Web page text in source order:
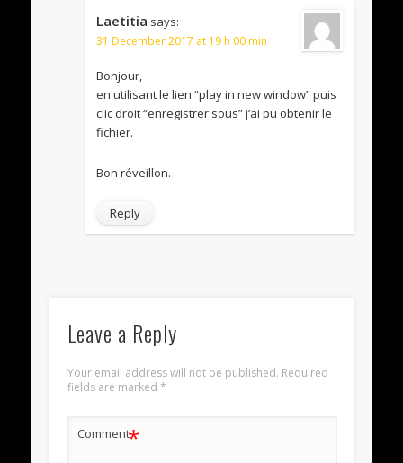
Laetitia says:
31 December 2017 at 19 h 00 min
Bonjour,
en utilisant le lien “play in new window” puis
clic droit “enregistrer sous” j’ai pu obtenir le
fichier.
Bon réveillon.
Reply
Leave a Reply
Your email address will not be published. Required
fields are marked *
Comment*